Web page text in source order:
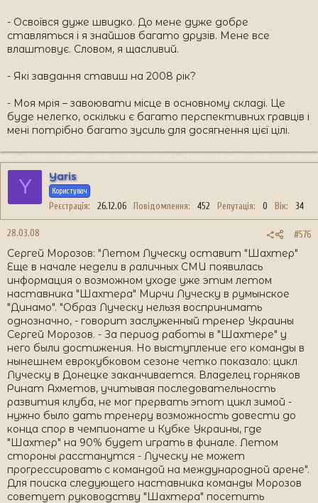
- Освоївся дуже швидко. До мене дуже добре
ставляться і я знайшов багато друзів. Мене все
влаштовує. Словом, я щасливий.
- Які завдання ставиш на 2008 рік?
- Моя мрія – завоювати місце в основному складі. Це
буде нелегко, оскільки є багато перспективних гравців і
мені потрібно багато зусиль для досягнення цієї цілі.
Y Yaris
Користувач
Реєстрація 26.12.06 Повідомлення 452 Репутація 0 Вік 34
28.03.08 #576
Сергей Морозов: "Летом Луческу оставит "Шахтер"
Еще в начале недели в раличных СМИ появилась
информация о возможном уходе уже этим летом
наставника "Шахтера" Мирчи Луческу в румынское
"Динамо". "Образ Луческу нельзя воспринимать
однозначно, - говорит заслуженный тренер Украины
Сергей Морозов. - За период работы в "Шахтере" у
него были достижения. Но выступление его команды в
нынешнем еврокубковом сезоне четко показало: цикл
Луческу в Донецке заканчивается. Владелец горняков
Ринат Ахметов, учитывая последовательность
развития клуба, не мог прервать этот цикл зимой -
нужно было дать тренеру возможность довести до
конца спор в чемпионате и Кубке Украины, где
"Шахтер" на 90% будет играть в финале. Летом
стороны расстанутся - Луческу не может
прогрессировать с командой на международной арене".
Для поиска следующего наставника команды Морозов
советует руководству "Шахтера" посетить